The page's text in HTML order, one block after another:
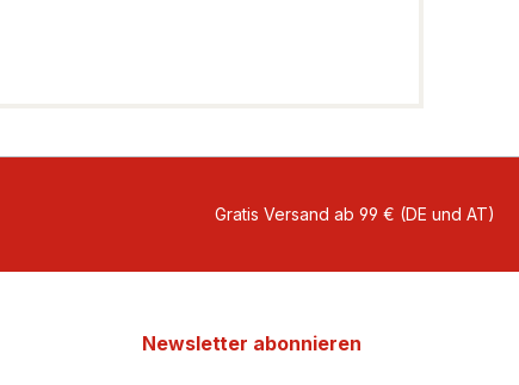
Gratis Versand ab 99 € (DE und AT)
Newsletter abonnieren